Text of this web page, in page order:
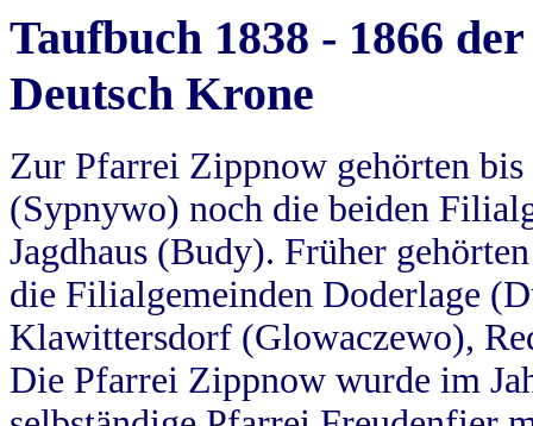
Taufbuch 1838 - 1866
Deutsch Krone
Zur Pfarrei Zippnow gehörten
(Sypnywo) noch die beiden
Jagdhaus (Budy). Früher
die Filialgemeinden Doderlage
Klawittersdorf (Glowaczewo),
Die Pfarrei Zippnow wurde im